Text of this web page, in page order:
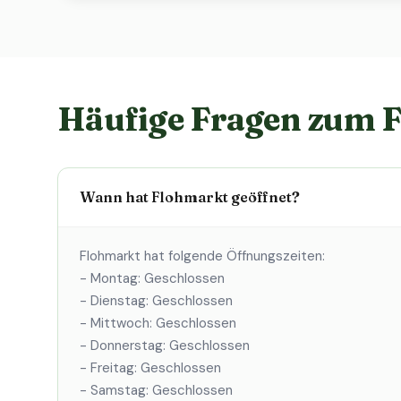
Häufige Fragen zum
Wann hat Flohmarkt geöffnet?
Flohmarkt hat folgende Öffnungszeiten:
- Montag: Geschlossen
- Dienstag: Geschlossen
- Mittwoch: Geschlossen
- Donnerstag: Geschlossen
- Freitag: Geschlossen
- Samstag: Geschlossen